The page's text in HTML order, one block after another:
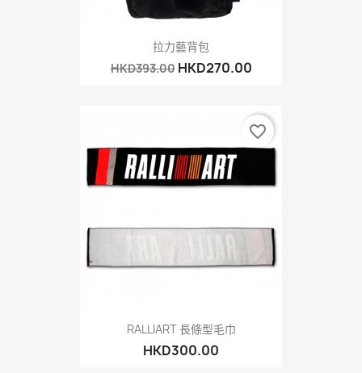
拉力藝背包
HKD393.00 HKD270.00
RALLIART 長條型毛巾
HKD300.00
favorite_border